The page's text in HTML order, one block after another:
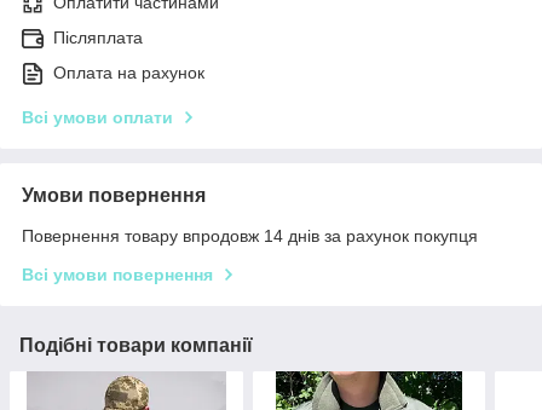
Післяплата
Оплата на рахунок
Всі умови оплати
Умови повернення
Повернення товару впродовж 14 днів за рахунок покупця
Всі умови повернення
Подібні товари компанії